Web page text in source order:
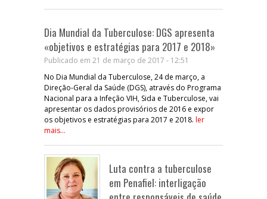
Dia Mundial da Tuberculose: DGS apresenta
«objetivos e estratégias para 2017 e 2018»
Publicado em 21 de março de 2017 - 12:51
No Dia Mundial da Tuberculose, 24 de março, a
Direção-Geral da Saúde (DGS), através do Programa
Nacional para a Infeção VIH, Sida e Tuberculose, vai
apresentar os dados provisórios de 2016 e expor
os objetivos e estratégias para 2017 e 2018. ler
mais...
Luta contra a tuberculose
em Penafiel: interligação